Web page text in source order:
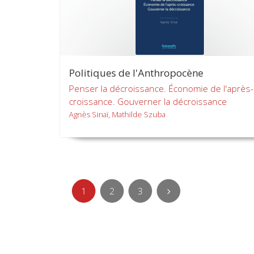
Politiques de l'Anthropocène
Penser la décroissance. Économie de l'après-
croissance. Gouverner la décroissance
Agnès Sinaï, Mathilde Szuba
1 2 3